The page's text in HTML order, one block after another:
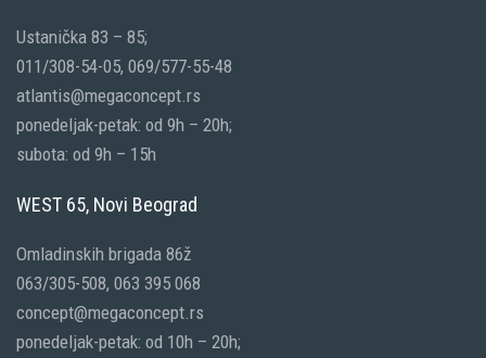
Ustanička 83 – 85;
011/308-54-05, 069/577-55-48
atlantis@megaconcept.rs
ponedeljak-petak: od 9h – 20h;
subota: od 9h – 15h
WEST 65, Novi Beograd
Omladinskih brigada 86ž
063/305-508, 063 395 068
concept@megaconcept.rs
ponedeljak-petak: od 10h – 20h;